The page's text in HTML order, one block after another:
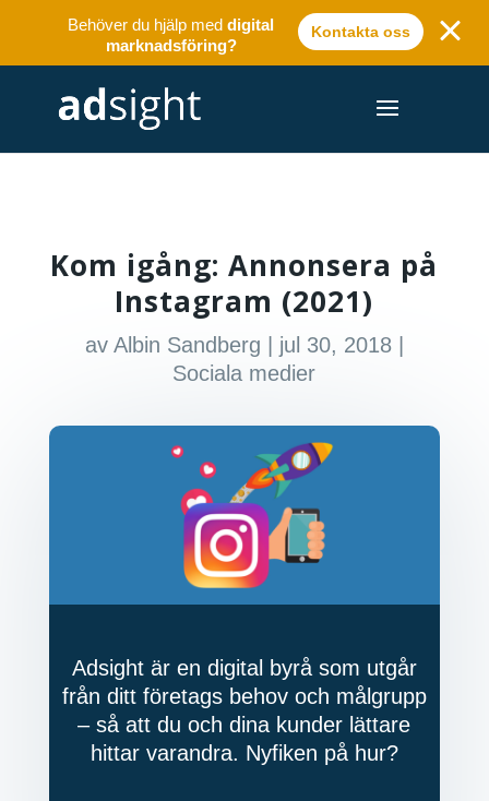
Behöver du hjälp meddigital
marknadsföring?
Kontakta oss
Kom igång: Annonsera på
Instagram (2021)
av Albin Sandberg jul 30, 2018|
Sociala medier
Adsight är en digital byrå som utgår
från ditt företags behov och målgrupp
– så att du och dina kunder lättare
hittar varandra. Nyfiken på hur?